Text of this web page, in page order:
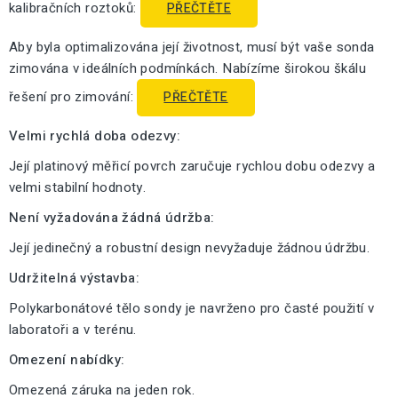
kalibračních roztoků: PŘEČTĚTE
Aby byla optimalizována její životnost, musí být vaše sonda
zimována v ideálních podmínkách. Nabízíme širokou škálu
řešení pro zimování:
PŘEČTĚTE
Velmi rychlá doba odezvy:
Její platinový měřicí povrch zaručuje rychlou dobu odezvy a
velmi stabilní hodnoty.
Není vyžadována žádná údržba:
Její jedinečný a robustní design nevyžaduje žádnou údržbu.
Udržitelná výstavba:
Polykarbonátové tělo sondy je navrženo pro časté použití v
laboratoři a v terénu.
Omezení nabídky:
Omezená záruka na jeden rok.